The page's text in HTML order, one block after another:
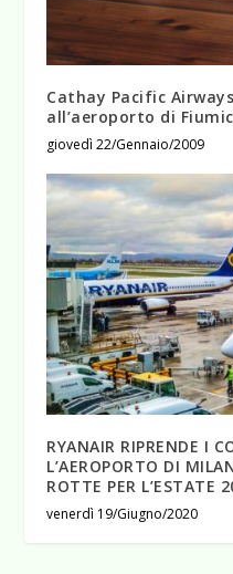
Cathay Pacific
all’aeroporto di
giovedì 22/Gennaio/2009
RYANAIR RIPRENDE I
L’AEROPORTO DI
ROTTE PER L’ESTATE
venerdì 19/Giugno/2020